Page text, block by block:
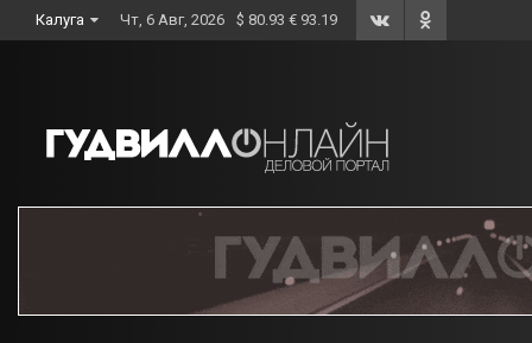
to
Калуга Чт, 6 Авг, 2026 $ 80.93 € 93.19